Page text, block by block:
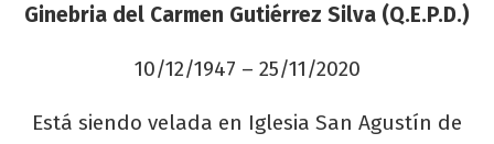
Ginebria del Carmen Gutiérrez Silva (Q.E.P.D.)
10/12/1947 – 25/11/2020
Está siendo velada en Iglesia San Agustín de